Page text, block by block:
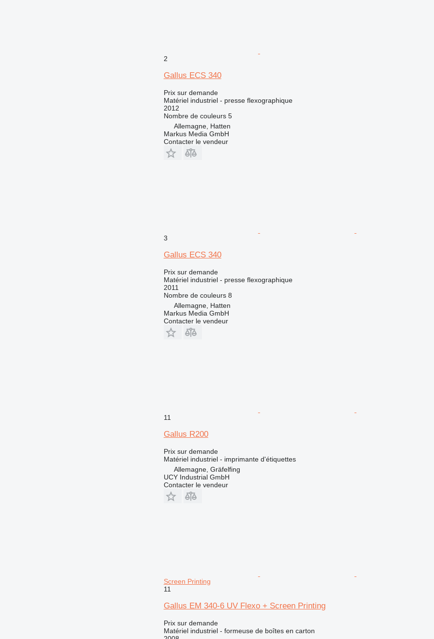
2
Gallus ECS 340
Prix sur demande
Matériel industriel - presse flexographique
2012
Nombre de couleurs 5
Allemagne, Hatten
Markus Media GmbH
Contacter le vendeur
3
Gallus ECS 340
Prix sur demande
Matériel industriel - presse flexographique
2011
Nombre de couleurs 8
Allemagne, Hatten
Markus Media GmbH
Contacter le vendeur
11
Gallus R200
Prix sur demande
Matériel industriel - imprimante d'étiquettes
Allemagne, Gräfelfing
UCY Industrial GmbH
Contacter le vendeur
Screen Printing
11
Gallus EM 340-6 UV Flexo + Screen Printing
Prix sur demande
Matériel industriel - formeuse de boîtes en carton